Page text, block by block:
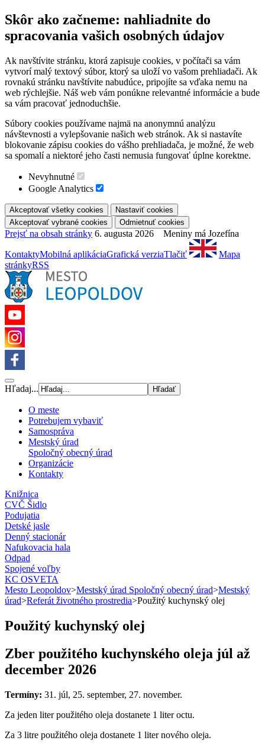
Skôr ako začneme: nahliadnite do
spracovania vašich osobných údajov
Ak navštívite stránku, ktorá zapisuje cookies, v počítači sa vám
vytvorí malý textový súbor, ktorý sa uloží vo vašom prehliadači. Ak
rovnakú stránku navštívite nabudúce, pripojíte sa vďaka nemu na
web rýchlejšie. Náš web vám ponúkne relevantné informácie a bude
sa vám pracovať jednoduchšie.
Súbory cookies používame najmä na anonymnú analýzu
návštevnosti a vylepšovanie našich web stránok. Ak si nastavíte
blokovanie zápisu cookies do vášho prehliadača, je možné, že web
sa spomalí a niektoré jeho časti nemusia fungovať úplne korektne.
Nevyhnutné
Google Analytics
Prejsť na obsah stránky 6. augusta 2026 Meniny má Jozefína
KontaktyMobilná aplikáciaGrafická verziaTlačiť
Mapa
stránkyRSS
Hľadaj...
O meste
Potrebujem vybaviť
Samospráva
Mestský úrad
Spoločný obecný úrad
Organizácie
Kontakty
Knižnica
CVČ Šidlo
Podujatia
Detské jasle
Denný stacionár
Nafukovacia hala
Odpad
Spojené voľby
KC OSVETA
Mesto Leopoldov>Mestský úrad Spoločný obecný úrad>Mestský
úrad>Referát životného prostredia>Použitý kuchynský olej
Použitý kuchynský olej
Zber použitého kuchynského oleja júl až
december 2026
Termíny: 31. júl, 25. september, 27. november.
Za jeden liter použitého oleja dostanete 1 liter octu.
Za 3 litre použitého oleja dostanete 1 liter nového oleja.